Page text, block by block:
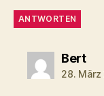
ANTWORTEN
Bert
28. März